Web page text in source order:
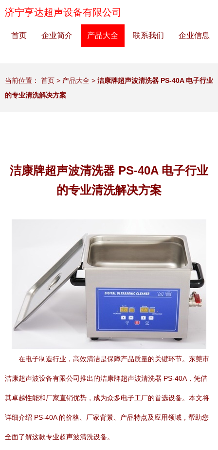
济宁亨达超声设备有限公司
首页 企业简介 产品大全 联系我们 企业信息
当前位置： 首页 > 产品大全 > 洁康牌超声波清洗器 PS-40A 电子行业
的专业清洗解决方案
洁康牌超声波清洗器 PS-40A 电子行业
的专业清洗解决方案
在电子制造行业，高效清洁是保障产品质量的关键环节。东莞市
洁康超声波设备有限公司推出的洁康牌超声波清洗器 PS-40A，凭借
其卓越性能和厂家直销优势，成为众多电子工厂的首选设备。本文将
详细介绍 PS-40A 的价格、厂家背景、产品特点及应用领域，帮助您
全面了解这款专业超声波清洗设备。